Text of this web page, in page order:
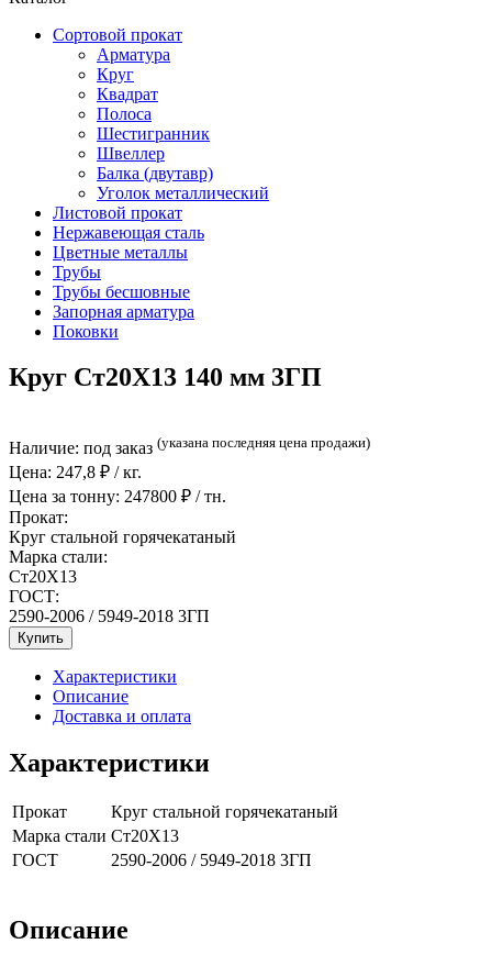
Сортовой прокат
Арматура
Круг
Квадрат
Полоса
Шестигранник
Швеллер
Балка (двутавр)
Уголок металлический
Листовой прокат
Нержавеющая сталь
Цветные металлы
Трубы
Трубы бесшовные
Запорная арматура
Поковки
Круг Ст20Х13 140 мм 3ГП
Наличие: под заказ (указана последняя цена продажи)
Цена: 247,8 ₽ / кг.
Цена за тонну: 247800 ₽ / тн.
Прокат:
Круг стальной горячекатаный
Марка стали:
Ст20Х13
ГОСТ:
2590-2006 / 5949-2018 3ГП
Купить
Характеристики
Описание
Доставка и оплата
Характеристики
Прокат
Круг стальной горячекатаный
Марка стали Ст20Х13
ГОСТ
2590-2006 / 5949-2018 3ГП
Описание